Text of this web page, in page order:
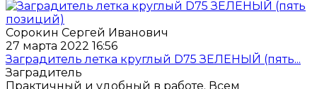
Сорокин Сергей Иванович
27 марта 2022 16:56
Заградитель летка круглый D75 ЗЕЛЕНЫЙ (пять...
Заградитель
Практичный и удобный в работе. Всем